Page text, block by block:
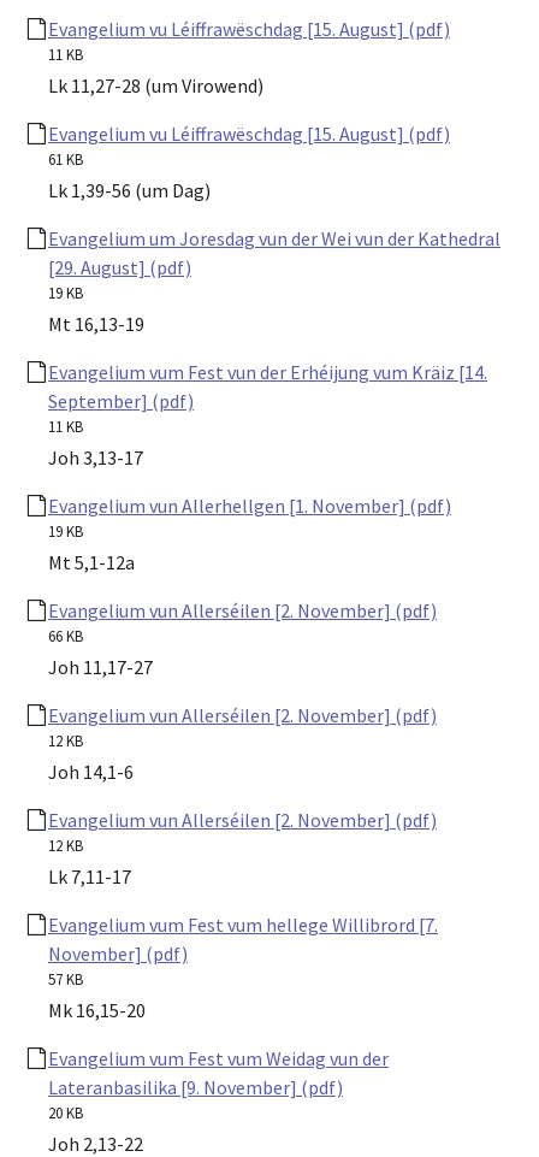
Evangelium vu Léiffrawëschdag [15. August] (pdf)
11 KB
Lk 11,27-28 (um Virowend)
Evangelium vu Léiffrawëschdag [15. August] (pdf)
61 KB
Lk 1,39-56 (um Dag)
Evangelium um Joresdag vun der Wei vun der Kathedral
[29. August] (pdf)
19 KB
Mt 16,13-19
Evangelium vum Fest vun der Erhéijung vum Kräiz [14.
September] (pdf)
11 KB
Joh 3,13-17
Evangelium vun Allerhellgen [1. November] (pdf)
19 KB
Mt 5,1-12a
Evangelium vun Allerséilen [2. November] (pdf)
66 KB
Joh 11,17-27
Evangelium vun Allerséilen [2. November] (pdf)
12 KB
Joh 14,1-6
Evangelium vun Allerséilen [2. November] (pdf)
12 KB
Lk 7,11-17
Evangelium vum Fest vum hellege Willibrord [7.
November] (pdf)
57 KB
Mk 16,15-20
Evangelium vum Fest vum Weidag vun der
Lateranbasilika [9. November] (pdf)
20 KB
Joh 2,13-22